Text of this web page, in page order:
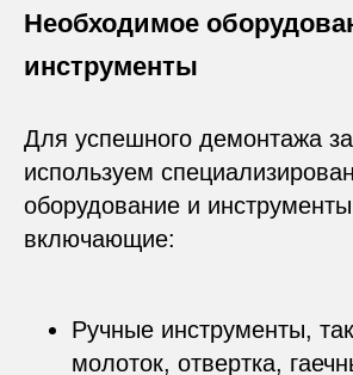
Необходимое
инструменты
Для успешного демонтажа
используем
оборудование и
включающие:
Ручные инструменты,
молоток, отвертка,